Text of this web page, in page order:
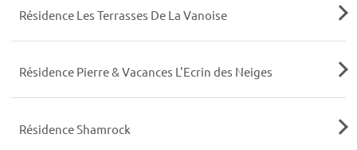
Résidence Les Terrasses De La Vanoise
Résidence Pierre & Vacances L'Ecrin des Neiges
Résidence Shamrock